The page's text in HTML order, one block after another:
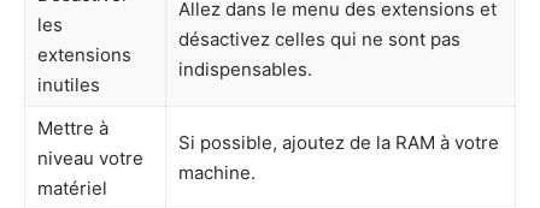
les
extensions
inutiles
Allez dans le menu des extensions et
désactivez celles qui ne sont pas
indispensables.
Mettre à
niveau votre
matériel
Si possible, ajoutez de la RAM à votre
machine.